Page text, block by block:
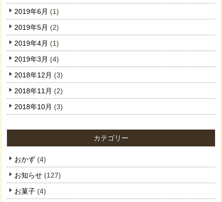
2019年6月 (1)
2019年5月 (2)
2019年4月 (1)
2019年3月 (4)
2018年12月 (3)
2018年11月 (2)
2018年10月 (3)
カテゴリー
おかず (4)
お知らせ (127)
お菓子 (4)